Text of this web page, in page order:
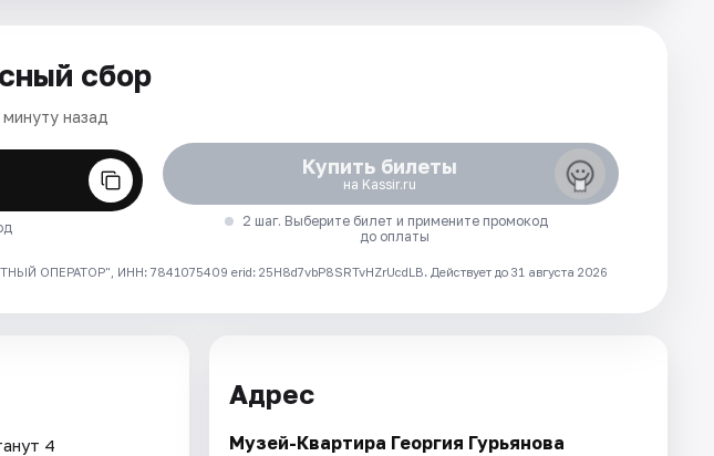
сбор
назад
Купить билеты
на Kassir.ru
2 шаг. Выберите билет и примените промокод
до оплаты
ОПЕРАТОР", ИНН: 7841075409 erid: 25H8d7vbP8SRTvHZrUcdLB. Действует до 31 августа 2026
4
Адрес
Музей-Квартира Георгия Гурьянова